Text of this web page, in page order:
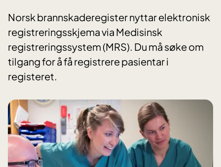
Norsk brannskaderegister nyttar elektronisk
registreringsskjema via Medisinsk
registreringssystem (MRS). Du må søke om
tilgang for å få registrere pasientar i
registeret.